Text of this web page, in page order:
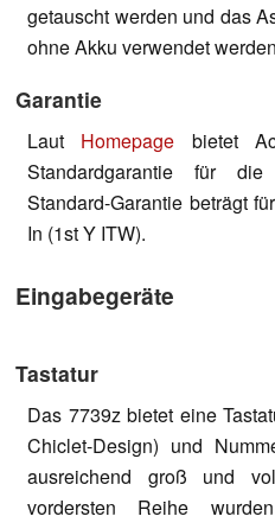
getauscht werden und das
ohne Akku verwendet
Garantie
Laut Homepage bietet
Standardgarantie für
Standard-Garantie beträgt
In (1st Y ITW).
Eingabegeräte
Tastatur
Das 7739z bietet eine
Chiclet-Design) und
ausreichend groß und
vordersten Reihe